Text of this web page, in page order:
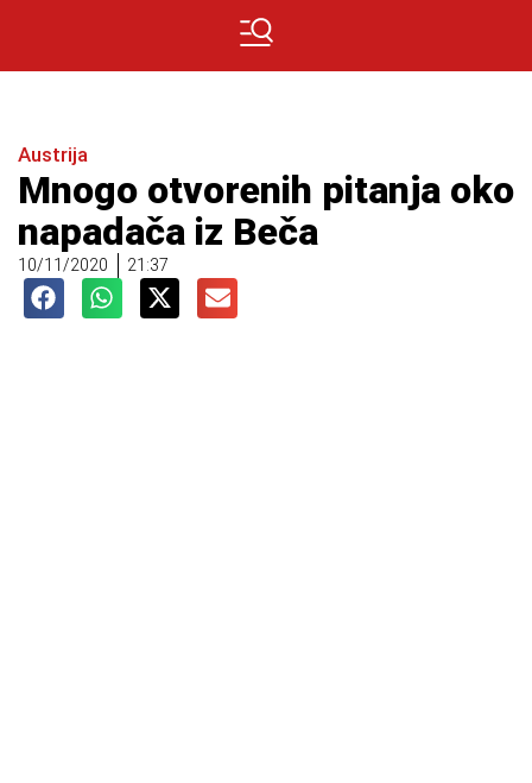
Austrija
Mnogo otvorenih pitanja oko
napadača iz Beča
10/11/2020 21:37